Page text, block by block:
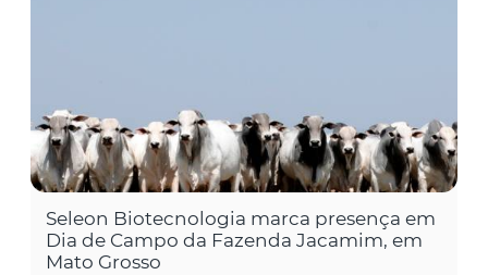
Seleon Biotecnologia marca presença em
Dia de Campo da Fazenda Jacamim, em
Mato Grosso